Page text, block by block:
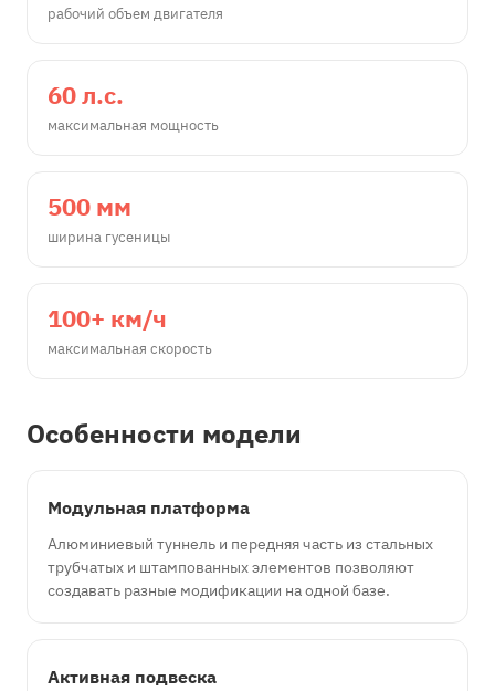
рабочий объем двигателя
60 л.с.
максимальная мощность
500 мм
ширина гусеницы
100+ км/ч
максимальная скорость
Особенности модели
Модульная платформа
Алюминиевый туннель и передняя часть из стальных
трубчатых и штампованных элементов позволяют
создавать разные модификации на одной базе.
Активная подвеска